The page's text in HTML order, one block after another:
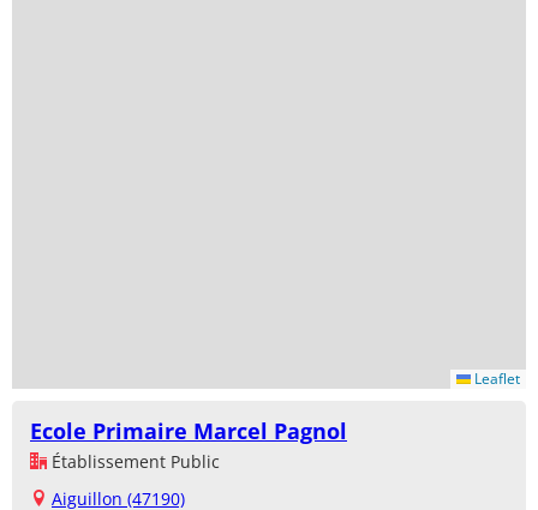
Leaflet
Ecole Primaire Marcel Pagnol
Établissement Public
Aiguillon (47190)